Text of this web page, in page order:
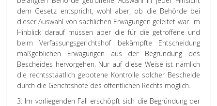
dem Gesetz entspricht, wohl aber, ob die Behörde bei
dieser Auswahl von sachlichen Erwägungen geleitet war. Im
Hinblick darauf müssen aber die für die getroffene und
beim Verfassungsgerichtshof bekämpfte Entscheidung
maßgeblichen Erwägungen aus der Begründung des
Bescheides hervorgehen. Nur auf diese Weise ist nämlich
die rechtsstaatlich gebotene Kontrolle solcher Bescheide
durch die Gerichtshöfe des öffentlichen Rechts möglich.
3. Im vorliegenden Fall erschöpft sich die Begründung der